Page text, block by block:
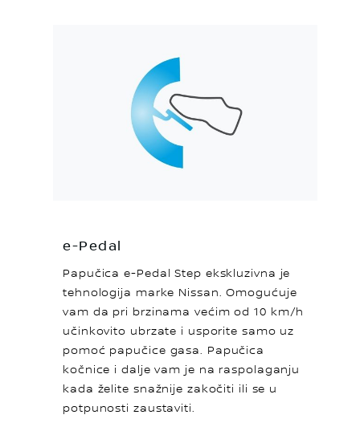
e-Pedal
Papučica e-Pedal Step ekskluzivna je
tehnologija marke Nissan. Omogućuje
vam da pri brzinama većim od 10 km/h
učinkovito ubrzate i usporite samo uz
pomoć papučice gasa. Papučica
kočnice i dalje vam je na raspolaganju
kada želite snažnije zakočiti ili se u
potpunosti zaustaviti.